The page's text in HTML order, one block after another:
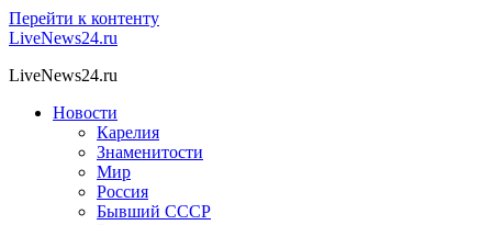
Перейти к контенту
LiveNews24.ru
LiveNews24.ru
Новости
Карелия
Знаменитости
Мир
Россия
Бывший СССР